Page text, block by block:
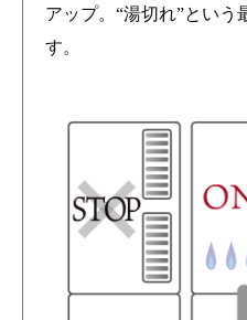
アップ。“湯切れ”という
す。